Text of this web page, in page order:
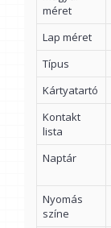
méret
Lap méret
Típus
Kártyatartó
Kontakt
lista
Naptár
Nyomás
színe